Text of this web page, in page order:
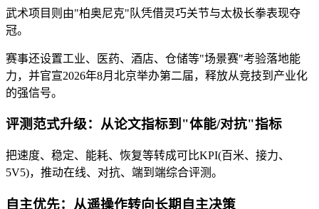
武术项目则由"柏奥尼克"队凭借灵巧关节与太极长拳表现夺
冠。
赛事还设置工业、医药、酒店、仓储等"场景赛"考验落地能
力，并官宣2026年8月北京举办第二届，释放从竞技到产业化
的强信号。
评测范式升级：从论文指标到"体能/对抗"指标
把速度、稳定、能耗、恢复等转成可比KPI(百米、接力、
5V5)，推动在线、对抗、端到端综合评测。
自主优先：从遥操作转向长期自主决策